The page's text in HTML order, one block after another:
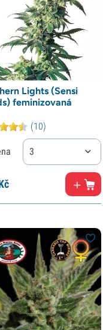
Lights (Sensi
feminizovaná
(10)
3